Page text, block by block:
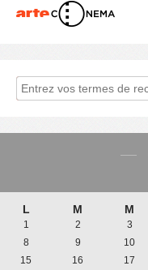
L M M
1 2 3
8
9 10
15
16 17